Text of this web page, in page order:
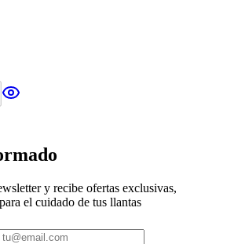
y recibe ofertas exclusivas,
el cuidado de tus llantas